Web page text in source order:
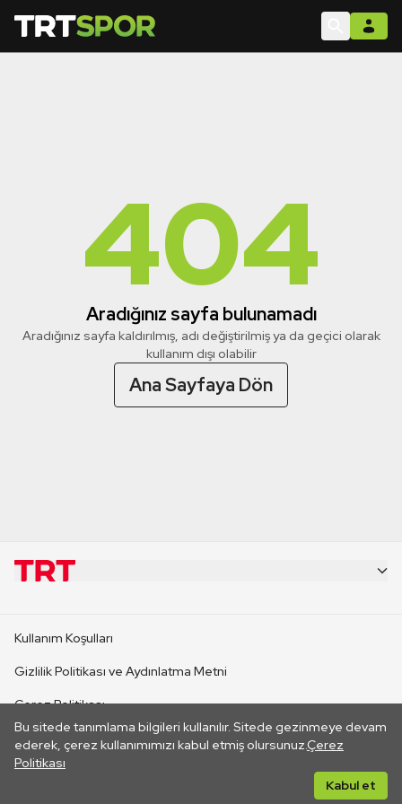
404
Aradığınız sayfa bulunamadı
Aradığınız sayfa kaldırılmış, adı değiştirilmiş ya da geçici olarak
kullanım dışı olabilir
Ana Sayfaya Dön
Bu sitede tanımlama bilgileri kullanılır. Sitede gezinmeye devam
ederek, çerez kullanımımızı kabul etmiş olursunuz.Çerez
Politikası
Kabul et
CANLI YAYINLAR
Kullanım Koşulları
Gizlilik Politikası ve Aydınlatma Metni
Çerez Politikası
İletişim
Her hakkı saklıdır. ©2026 TRT. Bağlantı yoluyla gidilen dış